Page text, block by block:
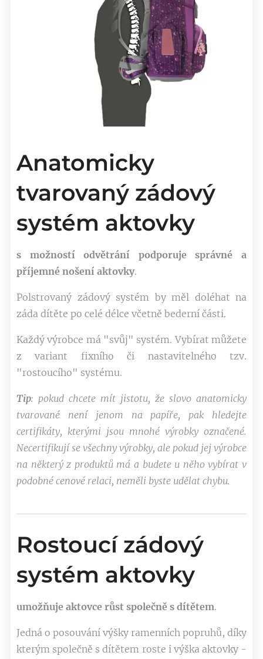
Anatomicky
tvarovaný zádový
systém aktovky
s možností odvětrání podporuje správné a
příjemné nošení aktovky.
Polstrovaný zádový systém by měl doléhat na
záda dítěte po celé délce včetně bederní části.
Každý výrobce má "svůj" systém. Vybírat můžete
z variant fixního či nastavitelného tzv.
"rostoucího" systému.
Tip: pokud chcete mít jistotu, že slovo anatomicky
tvarované není jenom na papíře, pak hledejte
certifikáty, kterými jsou mnohé výrobky označené.
Necertifikují se všechny výrobky, ale pokud jej výrobce
na některý z produktů má a budete u něho vybírat v
podobné cenové relaci, neměli byste udělat chybu.
Rostoucí zádový
systém aktovky
umožňuje aktovce růst společně s dítětem.
Jedná o posouvání výšky ramenních popruhů, díky
kterým společně s dítětem roste i výška aktovky -